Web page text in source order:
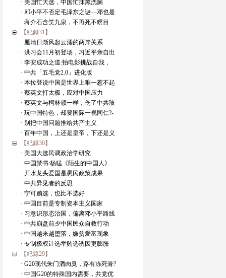
· 美国忙大选，中国忙抹黑洗脑
· 邓小平不否定毛泽东之谜—邓也是
· 蒋介石含笑九泉，不再死不瞑目
【紀錄31】
· 厘清日渐风起云涌的两岸关系
· 洪习会11月初登场，习近平亲自出
· 李安成功之道:拍电影挑战自我，
· 中共「五毛党2.0」进化版
· 本拉登说中国是世界上唯一惹不起
· 蔡英文打太极，应对中国压力
· 蔡英文与柯林顿一样，伤了中共玻
· 玩中国特色，却要国际一视同仁?-
· 别把中国问题推给共产主义
· 百年中国，上还是皇帝，下还是义
【紀錄30】
· 美国大选民调政治学研究
· 中国禁书:杨猛《陌生的中国人》
· 开水龙头爱国是愚民政策成果
· 中共异见者的反思
· 宁可贿选，也比不选好
· 中国目前是专制资本主义国家
· 习意识形态治国，偏离邓小平路线
· 中共崩盘前夕中国民众自救行动
· 中国越来越堕落，嫌贫爱富现象
· 专制极权让选举贿选诱因更膨胀
【紀錄29】
· G20现代朱门酒肉臭，路有冻死骨?
· 中国G20的特殊国内需要，共党优